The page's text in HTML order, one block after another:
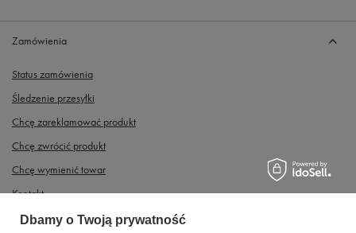
Zamówienia
Status zamówienia
Śledzenie przesyłki
Chcę zareklamować produkt
Chcę zwrócić produkt
Chcę wymienić towar
Kontakt
Dbamy o Twoją prywatność